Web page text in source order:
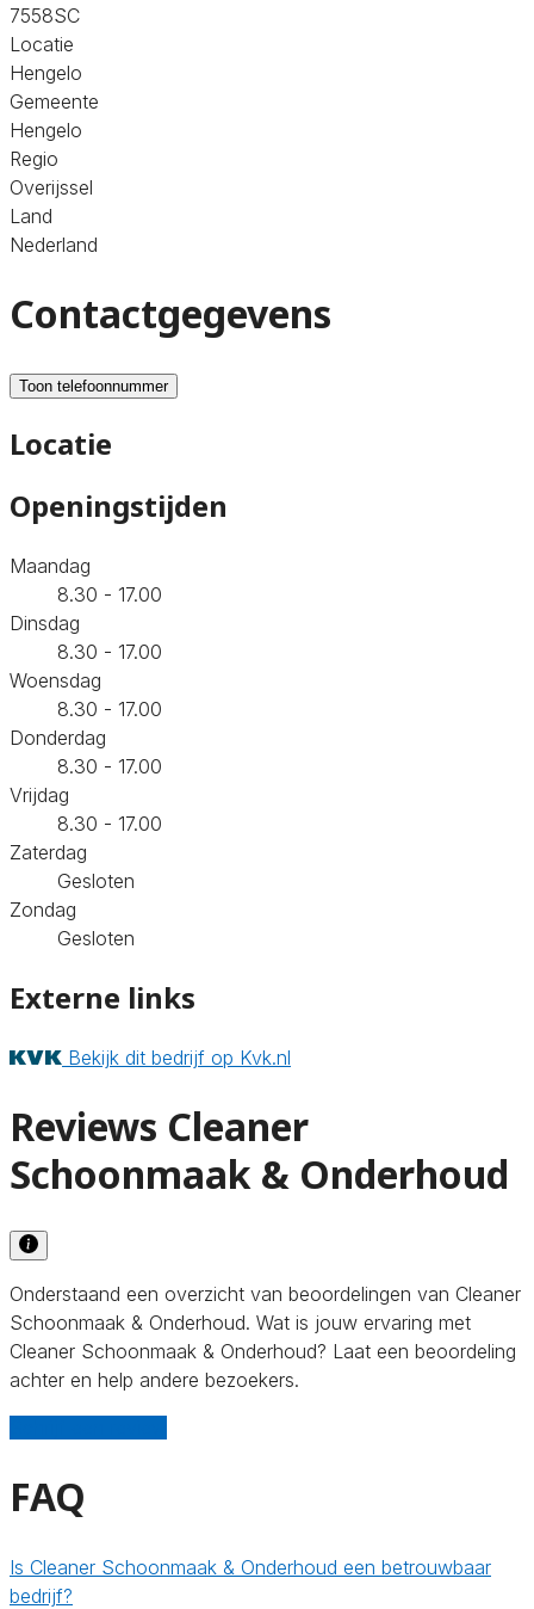
7558SC
Locatie
Hengelo
Gemeente
Hengelo
Regio
Overijssel
Land
Nederland
Contactgegevens
Toon telefoonnummer
Locatie
Openingstijden
Maandag
8.30 - 17.00
Dinsdag
8.30 - 17.00
Woensdag
8.30 - 17.00
Donderdag
8.30 - 17.00
Vrijdag
8.30 - 17.00
Zaterdag
Gesloten
Zondag
Gesloten
Externe links
Bekijk dit bedrijf op Kvk.nl
Reviews Cleaner
Schoonmaak & Onderhoud
Onderstaand een overzicht van beoordelingen van Cleaner
Schoonmaak & Onderhoud. Wat is jouw ervaring met
Cleaner Schoonmaak & Onderhoud? Laat een beoordeling
achter en help andere bezoekers.
FAQ
Is Cleaner Schoonmaak & Onderhoud een betrouwbaar
bedrijf?